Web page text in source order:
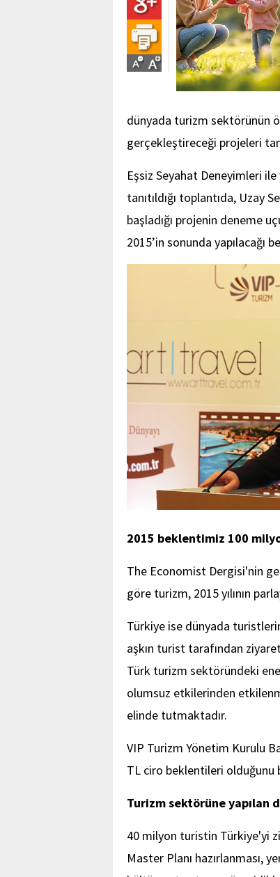
dünyada turizm sektörünün
gerçekleştireceği projeleri
Eşsiz Seyahat Deneyimleri
tanıtıldığı toplantıda, Uzay
başladığı projenin deneme
2015’in sonunda yapılacağı
2015 beklentimiz 100
The Economist Dergisi'nin
göre turizm, 2015 yılının
Türkiye ise dünyada
aşkın turist tarafından
Türk turizm sektöründeki
olumsuz etkilerinden
elinde tutmaktadır.
VIP Turizm Yönetim Kurulu
TL ciro beklentileri olduğunu
Turizm sektörüne yapılan
40 milyon turistin Türkiye'yi
Master Planı hazırlanması,